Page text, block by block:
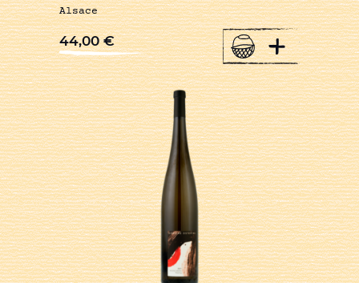
Alsace
44,00€ +